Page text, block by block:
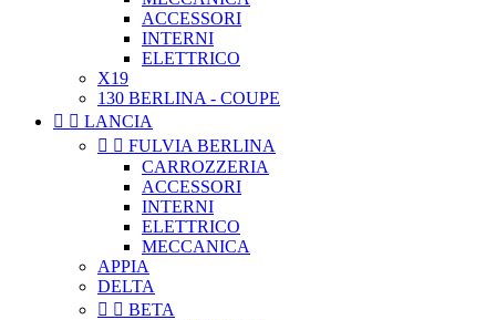
ACCESSORI
INTERNI
ELETTRICO
X19
130 BERLINA - COUPE
  LANCIA
  FULVIA BERLINA
CARROZZERIA
ACCESSORI
INTERNI
ELETTRICO
MECCANICA
APPIA
DELTA
  BETA